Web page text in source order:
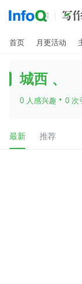
首页 月更活动
城西 、
0 人感兴趣 · 0 次
最新 推荐